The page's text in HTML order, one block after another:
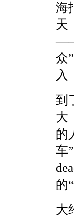
海
天
——
众
入
到
大
的
车
的
大